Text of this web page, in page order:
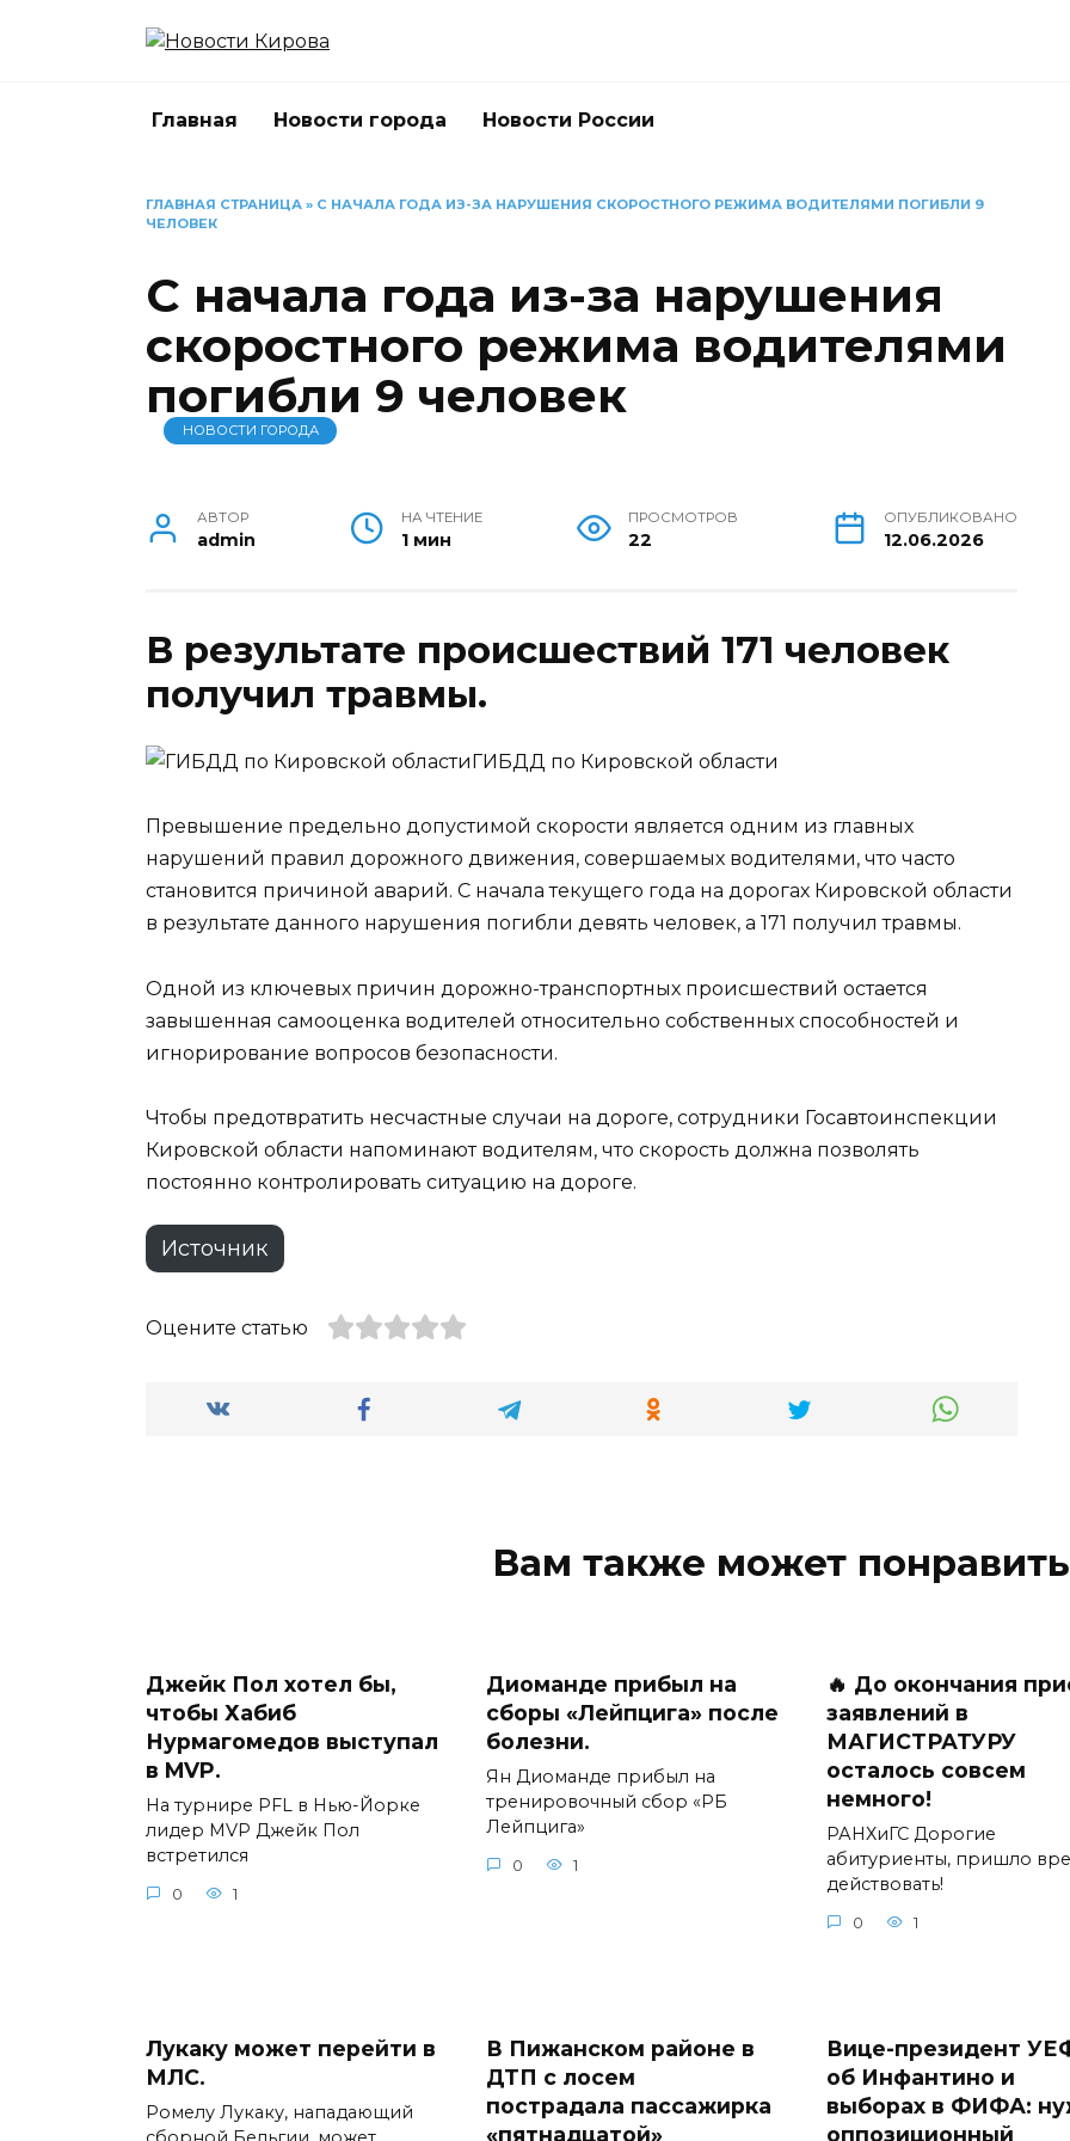
Главная Новости города Новости России
ГЛАВНАЯ СТРАНИЦА » С НАЧАЛА ГОДА ИЗ-ЗА НАРУШЕНИЯ СКОРОСТНОГО РЕЖИМА ВОДИТЕЛЯМИ ПОГИБЛИ 9
ЧЕЛОВЕК
С начала года из-за нарушения
скоростного режима водителями
погибли 9 человек
НОВОСТИ ГОРОДА
АВТОР
admin
НА ЧТЕНИЕ
1 мин
ПРОСМОТРОВ
22
ОПУБЛИКОВАНО
12.06.2026
В результате происшествий 171 человек
получил травмы.
ГИБДД по Кировской области
Превышение предельно допустимой скорости является одним из главных
нарушений правил дорожного движения, совершаемых водителями, что часто
становится причиной аварий. С начала текущего года на дорогах Кировской области
в результате данного нарушения погибли девять человек, а 171 получил травмы.
Одной из ключевых причин дорожно-транспортных происшествий остается
завышенная самооценка водителей относительно собственных способностей и
игнорирование вопросов безопасности.
Чтобы предотвратить несчастные случаи на дороге, сотрудники Госавтоинспекции
Кировской области напоминают водителям, что скорость должна позволять
постоянно контролировать ситуацию на дороге.
Источник
Оцените статью
Вам также может
Джейк Пол хотел бы,
чтобы Хабиб
Нурмагомедов выступал
в MVP.
На турнире PFL в Нью-Йорке
лидер MVP Джейк Пол
встретился
0 1
Диоманде прибыл на
сборы «Лейпцига» после
болезни.
Ян Диоманде прибыл на
тренировочный сбор «РБ
Лейпцига»
0 1
🔥 До окончания
заявлений в
МАГИСТРАТУРУ
осталось совсем
немного!
РАНХиГС Дорогие
абитуриенты, пришло
действовать!
0 1
Лукаку может перейти в
МЛС.
Ромелу Лукаку, нападающий
В Пижанском районе в
ДТП с лосем
пострадала пассажирка
«пятнадцатой»
Вице-президент
об Инфантино и
выборах в ФИФА:
оппозиционный